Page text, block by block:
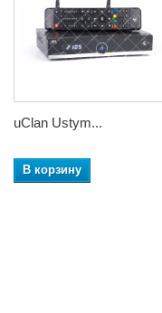
uClan Ustym...
В корзину